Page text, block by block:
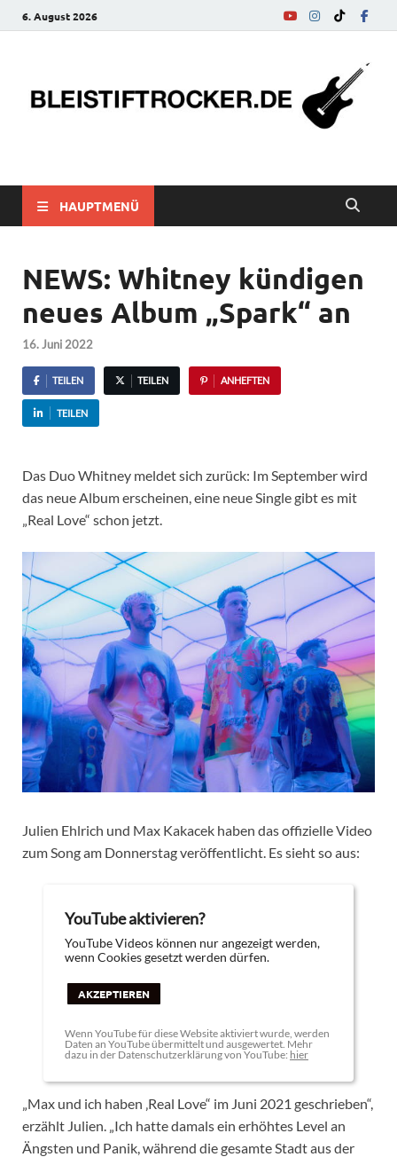
6. August 2026
bleistiftrocker.de
HAUPTMENÜ
NEWS: Whitney kündigen
neues Album „Spark“ an
16. Juni 2022
TEILEN TEILEN ANHEFTEN
TEILEN
Das Duo Whitney meldet sich zurück: Im September wird
das neue Album erscheinen, eine neue Single gibt es mit
„Real Love“ schon jetzt.
Julien Ehlrich und Max Kakacek haben das offizielle Video
zum Song am Donnerstag veröffentlicht. Es sieht so aus:
YouTube aktivieren?
YouTube Videos können nur angezeigt werden,
wenn Cookies gesetzt werden dürfen.
AKZEPTIEREN
Wenn YouTube für diese Website aktiviert wurde, werden
Daten an YouTube übermittelt und ausgewertet. Mehr
dazu in der Datenschutzerklärung von YouTube: hier
„Max und ich haben ‚Real Love“ im Juni 2021 geschrieben“,
erzählt Julien. „Ich hatte damals ein erhöhtes Level an
Ängsten und Panik, während die gesamte Stadt aus der